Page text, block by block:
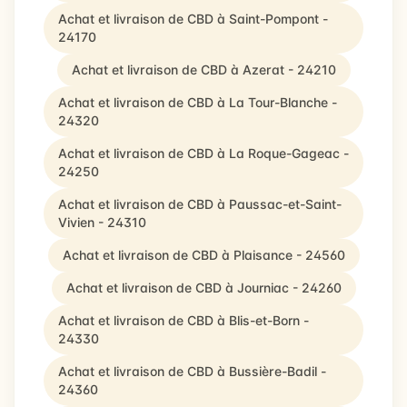
Achat et livraison de CBD à Saint-Pompont -
24170
Achat et livraison de CBD à Azerat - 24210
Achat et livraison de CBD à La Tour-Blanche -
24320
Achat et livraison de CBD à La Roque-Gageac -
24250
Achat et livraison de CBD à Paussac-et-Saint-
Vivien - 24310
Achat et livraison de CBD à Plaisance - 24560
Achat et livraison de CBD à Journiac - 24260
Achat et livraison de CBD à Blis-et-Born -
24330
Achat et livraison de CBD à Bussière-Badil -
24360